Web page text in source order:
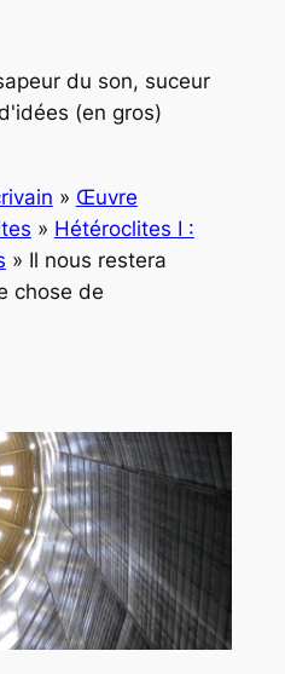
du son, suceur
(en gros)
» Œuvre
» Hétéroclites I :
» Il nous restera
chose de